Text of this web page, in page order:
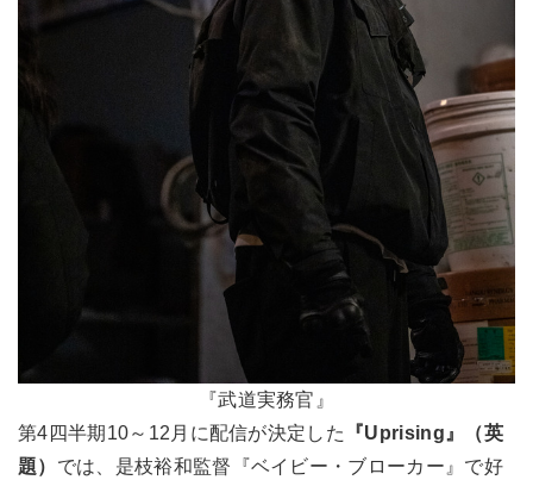
『武道実務官』
第4四半期10～12月に配信が決定した
『Uprising』（英
題） では、是枝裕和監督『ベイビー・ブローカー』で好